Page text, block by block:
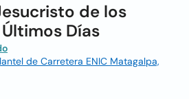
de los
Días
de Carretera ENIC Matagalpa,